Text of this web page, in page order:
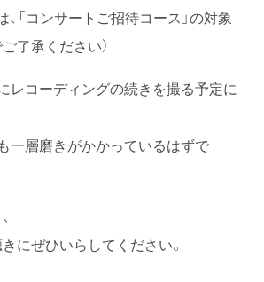
「コンサートご招待コース」の対象
了承ください）
レコーディングの続きを撮る予定に
一層磨きがかかっているはずで
にぜひいらしてください。